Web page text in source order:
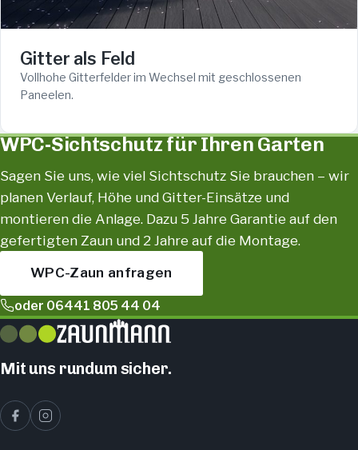
Gitter als Feld
Vollhohe Gitterfelder im Wechsel mit geschlossenen
Paneelen.
WPC-Sichtschutz für Ihren Garten
Sagen Sie uns, wie viel Sichtschutz Sie brauchen – wir
planen Verlauf, Höhe und Gitter-Einsätze und
montieren die Anlage. Dazu 5 Jahre Garantie auf den
gefertigten Zaun und 2 Jahre auf die Montage.
WPC-Zaun anfragen
oder 06441 805 44 04
Mit uns rundum sicher.